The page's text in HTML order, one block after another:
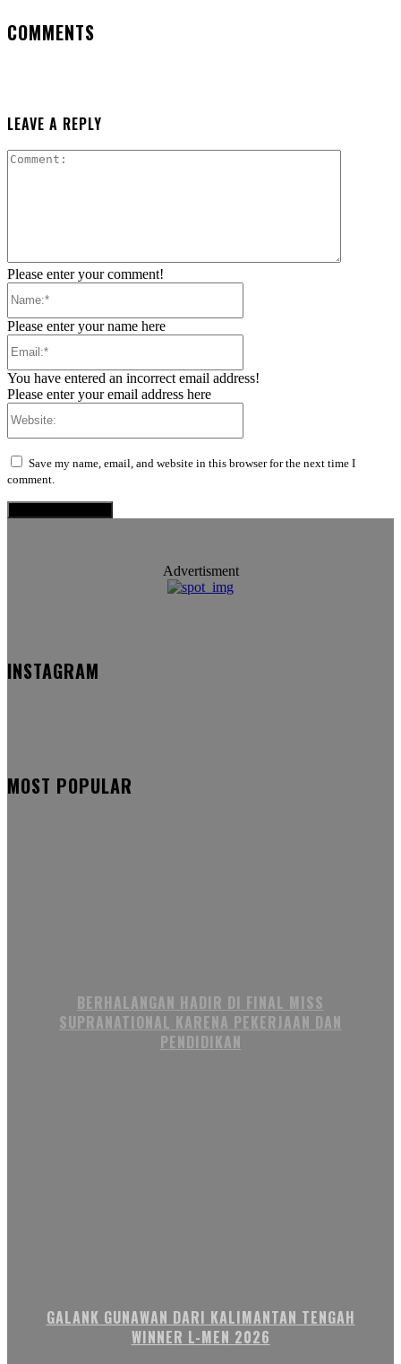
COMMENTS
LEAVE A REPLY
Please enter your comment!
Please enter your name here
You have entered an incorrect email address!
Please enter your email address here
Save my name, email, and website in this browser for the next time I
comment.
Advertisment
INSTAGRAM
MOST POPULAR
BERHALANGAN HADIR DI FINAL MISS
SUPRANATIONAL KARENA PEKERJAAN DAN
PENDIDIKAN
GALANK GUNAWAN DARI KALIMANTAN TENGAH
WINNER L-MEN 2026